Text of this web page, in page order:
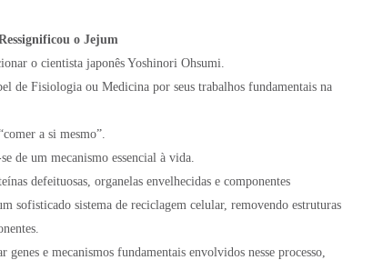
o Jejum
o cientista japonês Yoshinori Ohsumi.
de Fisiologia ou Medicina por seus trabalhos fundamentais na
a si mesmo”.
de um mecanismo essencial à vida.
defeituosas, organelas envelhecidas e componentes
sofisticado sistema de reciclagem celular, removendo estruturas
e mecanismos fundamentais envolvidos nesse processo,